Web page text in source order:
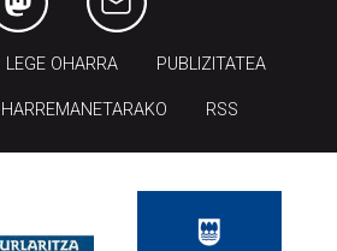
LEGE OHARRA PUBLIZITATEA
HARREMANETARAKO RSS